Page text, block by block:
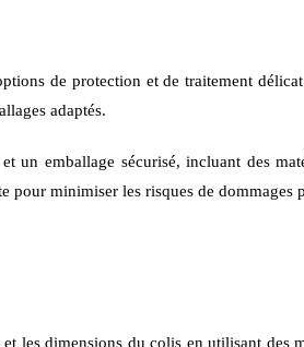
de protection et de traitement
adaptés.
un emballage sécurisé, incluant des
pour minimiser les risques de dommages
dimensions du colis en utilisant des